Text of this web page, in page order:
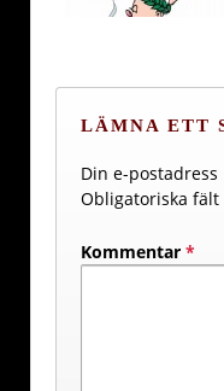
LÄMNA ETT
Din e-
Obligatoriska fält
Kommentar *